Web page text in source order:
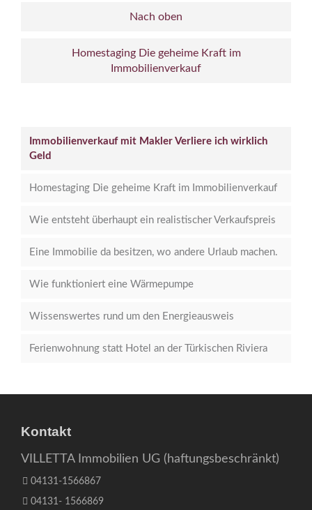
Nach oben
Homestaging Die geheime Kraft im
Immobilienverkauf
Immobilienverkauf mit Makler Verliere ich wirklich
Geld
Homestaging Die geheime Kraft im Immobilienverkauf
Wie entsteht überhaupt ein realistischer Verkaufspreis
Eine Immobilie da besitzen, wo andere Urlaub machen.
Wie funktioniert eine Wärmepumpe
Wissenswertes rund um den Energieausweis
Ferienwohnung statt Hotel an der Türkischen Riviera
Kontakt
VILLETTA Immobilien UG (haftungsbeschränkt)
04131-1566867
04131- 1566869